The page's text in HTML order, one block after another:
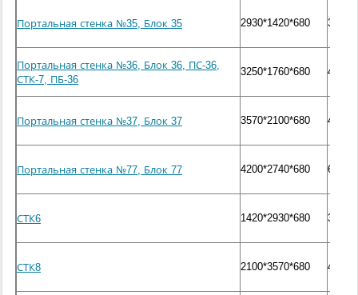
Портальная стенка №35, Блок 35 2930*1420*680 3000
Портальная стенка №36, Блок 36, ПС-36,
СТК-7, ПБ-36
3250*1760*680 4000
Портальная стенка №37, Блок 37 3570*2100*680 4900
Портальная стенка №77, Блок 77 4200*2740*680 6800
СТК6 1420*2930*680 3000
СТК8 2100*3570*680 4900